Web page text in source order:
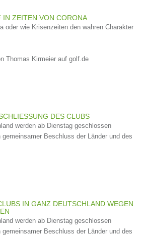
ZEITEN VON CORONA
oder wie Krisenzeiten den wahren Charakter
Thomas Kirmeier auf golf.de
DES CLUBS
werden ab Dienstag geschlossen
Beschluss der Länder und des
IN GANZ DEUTSCHLAND WEGEN
werden ab Dienstag geschlossen
Beschluss der Länder und des